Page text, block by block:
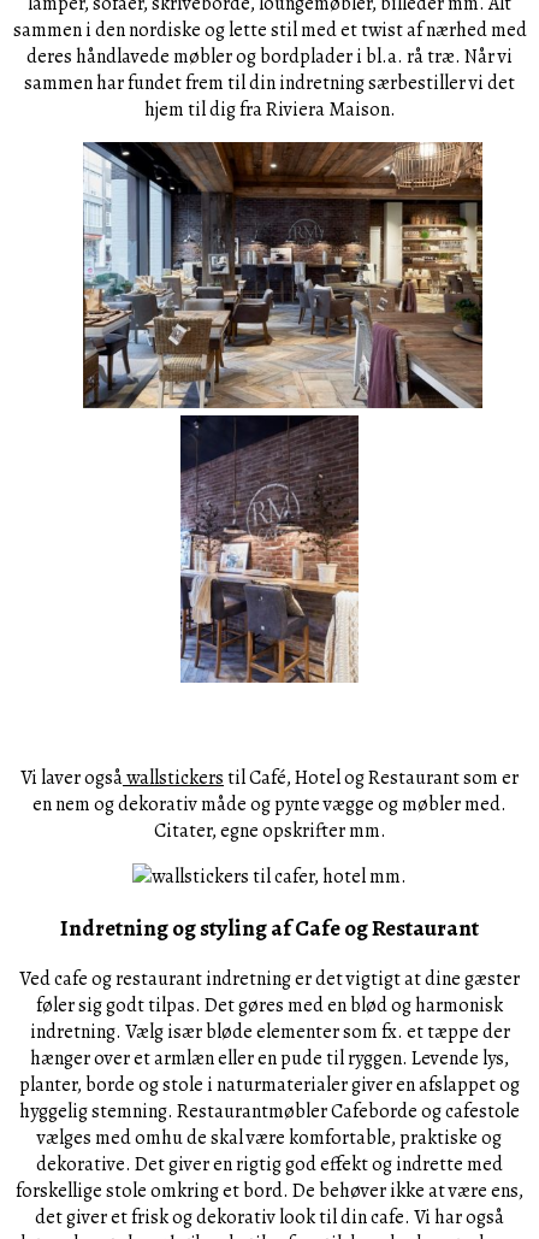
sammen i den nordiske og lette stil med et twist af nærhed med
deres håndlavede møbler og bordplader i bl.a. rå træ. Når vi
sammen har fundet frem til din indretning særbestiller vi det
hjem til dig fra Riviera Maison.
Vi laver ogsåwallstickerstil Café, Hotel og Restaurant som er
en nem og dekorativ måde og pynte vægge og møbler med.
Citater, egne opskrifter mm.
Indretning og styling af Cafe og Restaurant
Ved cafe og restaurant indretning er det vigtigt at dine gæster
føler sig godt tilpas. Det gøres med en blød og harmonisk
indretning. Vælg især bløde elementer som fx. et tæppe der
hænger over et armlæn eller en pude til ryggen. Levende lys,
planter, borde og stole i naturmaterialer giver en afslappet og
hyggelig stemning. Restaurantmøbler Cafeborde og cafestole
vælges med omhu de skal være komfortable, praktiske og
dekorative. Det giver en rigtig god effekt og indrette med
forskellige stole omkring et bord. De behøver ikke at være ens,
det giver et frisk og dekorativ look til din cafe. Vi har også